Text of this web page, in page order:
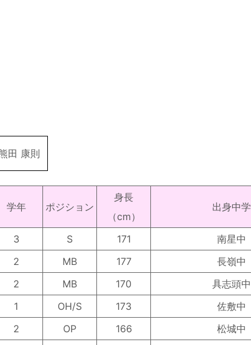
田 康則
学年 ポジション
身長
（cm）
出身中学
3 S 171
南星中
2
MB 177
長嶺中
2
MB 170
具志頭中
1
OH/S 173
佐敷中
2
OP 166
松城中